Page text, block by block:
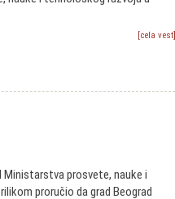
[cela vest]
Ministarstva prosvete, nauke i
proručio da grad Beograd